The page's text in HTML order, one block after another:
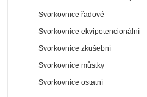
Svorkovnice řadové
Svorkovnice ekvipotencionální
Svorkovnice zkušební
Svorkovnice můstky
Svorkovnice ostatní